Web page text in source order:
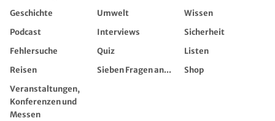
Geschichte Umwelt
Wissen
Podcast
Interviews
Sicherheit
Fehlersuche
Quiz
Listen
Reisen
Sieben Fragen an...
Shop
Veranstaltungen,
Konferenzen und
Messen